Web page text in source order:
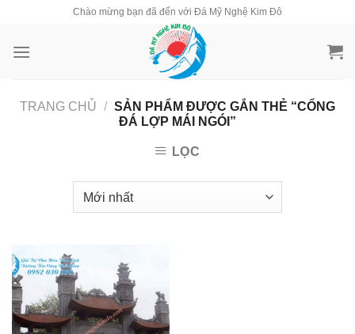
content
Chào mừng bạn đã đến với Đá Mỹ Nghệ Kim Đô
TRANG CHỦ / SẢN PHẨM ĐƯỢC GẮN THẺ “CỔNG
ĐÁ LỢP MÁI NGÓI”
LỌC